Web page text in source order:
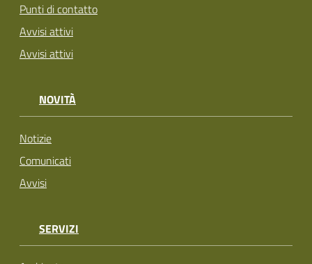
Punti di contatto
Avvisi attivi
Avvisi attivi
NOVITÀ
Notizie
Comunicati
Avvisi
SERVIZI